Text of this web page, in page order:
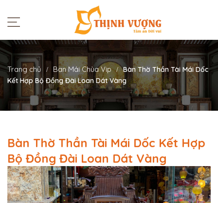
Trang chủ Ban Mái Chùa Vip
Bàn Thờ Thần Tài Mái Dốc
Kết Hợp Bộ Đồng Đài Loan Dát Vàng
Bàn Thờ Thần Tài Mái Dốc Kết Hợp
Bộ Đồng Đài Loan Dát Vàng